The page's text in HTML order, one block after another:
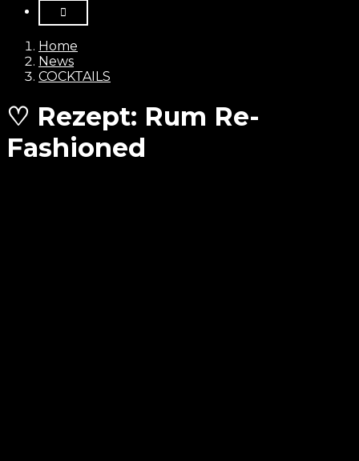
Home
News
COCKTAILS
♡ Rezept: Rum Re-
Fashioned